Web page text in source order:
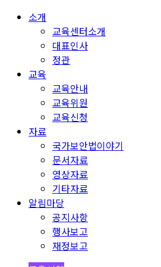
소개
교육센터소개
대표인사
정관
교육
교육안내
교육위원
교육신청
자료
국가보안법이야기
문서자료
영상자료
기타자료
알림마당
공지사항
행사보고
재정보고